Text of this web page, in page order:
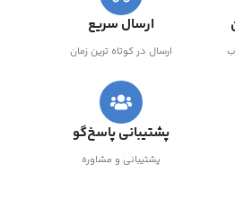
ارسال سریع
ارسال در کوتاه ترین زمان
پشتیبانی پاسخ‌گو
پشتیبانی و مشاوره